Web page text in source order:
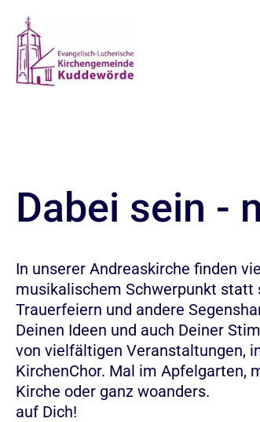
Dabei sein -
In unserer Andreaskirche finden
musikalischem Schwerpunkt statt
Trauerfeiern und andere
Deinen Ideen und auch Deiner
von vielfältigen Veranstaltungen,
KirchenChor. Mal im Apfelgarten,
Kirche oder ganz
auf Dich!